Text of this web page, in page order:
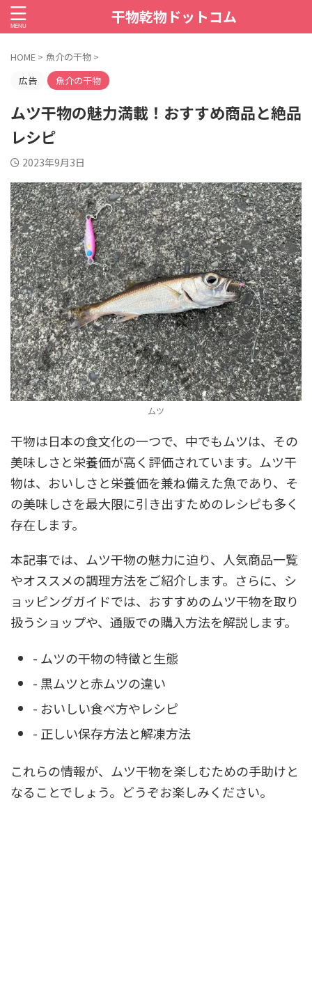
干物乾物ドットコム
HOME > 魚介の干物 >
広告
魚介の干物
ムツ干物の魅力満載！おすすめ商品と絶品
レシピ
2023年9月3日
ムツ
干物は日本の食文化の一つで、中でもムツは、その
美味しさと栄養価が高く評価されています。ムツ干
物は、おいしさと栄養価を兼ね備えた魚であり、そ
の美味しさを最大限に引き出すためのレシピも多く
存在します。
本記事では、ムツ干物の魅力に迫り、人気商品一覧
やオススメの調理方法をご紹介します。さらに、シ
ョッピングガイドでは、おすすめのムツ干物を取り
扱うショップや、通販での購入方法を解説します。
- ムツの干物の特徴と生態
- 黒ムツと赤ムツの違い
- おいしい食べ方やレシピ
- 正しい保存方法と解凍方法
これらの情報が、ムツ干物を楽しむための手助けと
なることでしょう。どうぞお楽しみください。